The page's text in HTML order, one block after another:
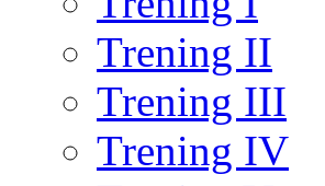
Trening II
Trening III
Trening IV